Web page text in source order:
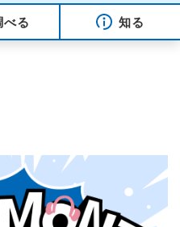
べる 知る